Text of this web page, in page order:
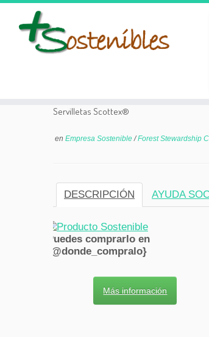
Servilletas Scottex®
en Empresa Sostenible/Forest Stewardship
DESCRIPCIÓN AYUDA
Puedes comprarlo en
{@donde_compralo}
Más información